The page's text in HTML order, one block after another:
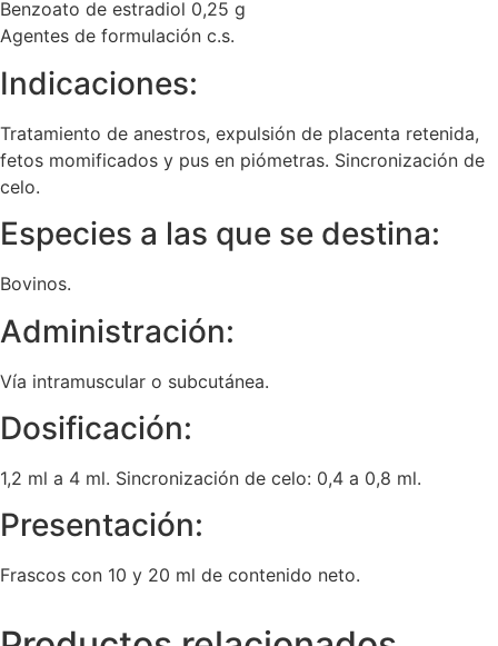
Benzoato de estradiol 0,25 g
Agentes de formulación c.s.
Indicaciones:
Tratamiento de anestros, expulsión de placenta retenida,
fetos momificados y pus en piómetras. Sincronización de
celo.
Especies a las que se destina:
Bovinos.
Administración:
Vía intramuscular o subcutánea.
Dosificación:
1,2 ml a 4 ml. Sincronización de celo: 0,4 a 0,8 ml.
Presentación:
Frascos con 10 y 20 ml de contenido neto.